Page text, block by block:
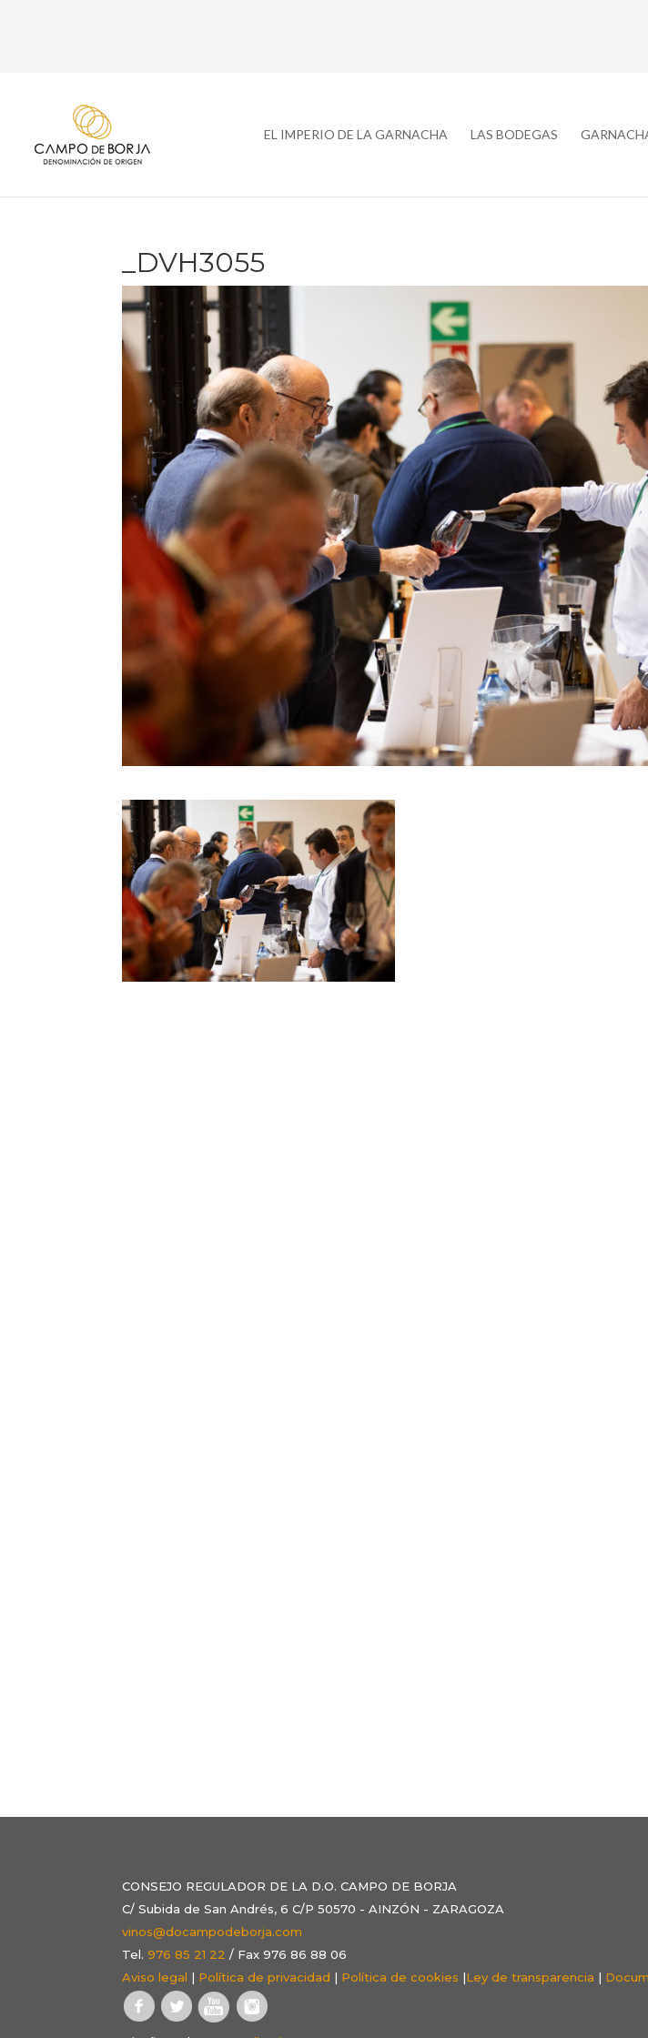
EL IMPERIO DE LA GARNACHA LAS BODEGAS
_DVH3055
CONSEJO REGULADOR DE LA D.O. CAMPO DE BORJA
C/ Subida de San Andrés, 6 C/P 50570 - AINZÓN - ZARAGOZA
vinos@docampodeborja.com
Tel.976 85 21 22 / Fax 976 86 88 06
Aviso legal | Política de privacidad | Política de cookies |Ley de transparencia |